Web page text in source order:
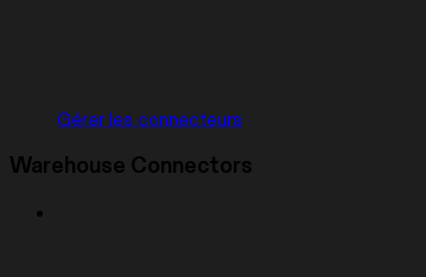
Gérer les connecteurs
Warehouse Connectors